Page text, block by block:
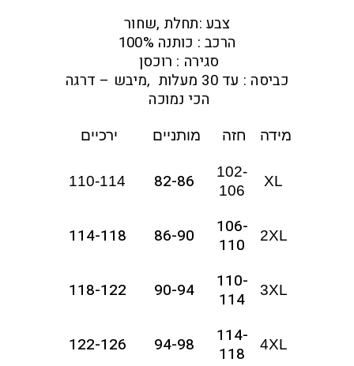
צבע :תחלת ,שחור
הרכב : כותנה 100%
סגירה : רוכסן
כביסה : עד 30 מעלות ,מיבש – דרגה
הכי נמוכה
מידה חזה מותניים ירכיים
XL
102-
106
82-86
110-114
2XL
106-
110
86-90
114-118
3XL
110-
114
90-94
118-122
4XL
114-
118
94-98
122-126